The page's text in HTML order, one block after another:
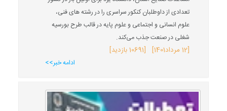
تعدادی از داوطلبان کنکور سراسری را در رشته های فنی،
علوم انسانی و اجتماعی و علوم پایه در قالب طرح بورسیه
شغلی در صنعت جذب می‌کند.
[12 مرداد 1401] [10691 بازدید]
ادامه خبر>>